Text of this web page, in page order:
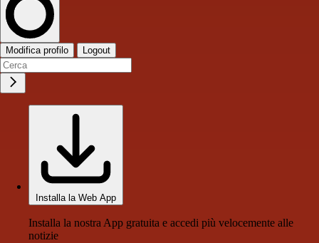
Modifica profilo Logout
Installa la Web App
Installa la nostra App gratuita e accedi più velocemente alle
notizie